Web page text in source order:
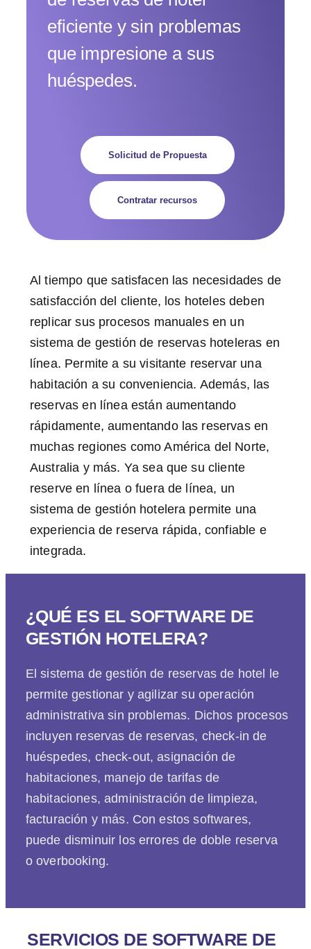
eficiente y sin problemas
que impresione a sus
huéspedes.
Solicitud de Propuesta
Contratar recursos
Al tiempo que satisfacen las necesidades de
satisfacción del cliente, los hoteles deben
replicar sus procesos manuales en un
sistema de gestión de reservas hoteleras en
línea. Permite a su visitante reservar una
habitación a su conveniencia. Además, las
reservas en línea están aumentando
rápidamente, aumentando las reservas en
muchas regiones como América del Norte,
Australia y más. Ya sea que su cliente
reserve en línea o fuera de línea, un
sistema de gestión hotelera permite una
experiencia de reserva rápida, confiable e
integrada.
¿QUÉ ES EL SOFTWARE DE
GESTIÓN HOTELERA?
El sistema de gestión de reservas de hotel le
permite gestionar y agilizar su operación
administrativa sin problemas. Dichos procesos
incluyen reservas de reservas, check-in de
huéspedes, check-out, asignación de
habitaciones, manejo de tarifas de
habitaciones, administración de limpieza,
facturación y más. Con estos softwares,
puede disminuir los errores de doble reserva
o overbooking.
SERVICIOS DE SOFTWARE DE